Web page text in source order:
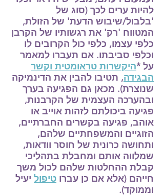
להיות ערים לכך (סוג של
'בלבול/שיבוש הדעת' של הזולת,
המטווח 'רק' את רגשותיו של הקרבן
כלפי עצמו, כלפי כול הקרובים לו
וכלפי סביבתו. אם תעברו למאמר
על *היקשרות טראומטית וקשר
הבגידה, תטיבו להבין את הדינמיקה
שנוצרת). מכאן גם הפגיעה בערך
ובהערכה העצמית של הקרבנות,
פגיעה ביכולתם לזהות אוייב או
אוהב, פגיעה בקשרים החברתיים,
הזוגיים והמשפחתיים שלהם,
ותחושה כרונית של חוסר וודאות,
שמלווה אותם ומחבלת בתהליכי
קבלת ההחלטות שלהם לכול משך
חייהם (אלא אם כן עברו טיפול יעיל
וממוקד).